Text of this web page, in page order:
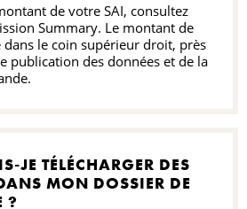
de votre SAI, consultez
Summary. Le montant de
dans le coin supérieur droit, près
publication des données et de la
JE TÉLÉCHARGER DES
MON DOSSIER DE
?